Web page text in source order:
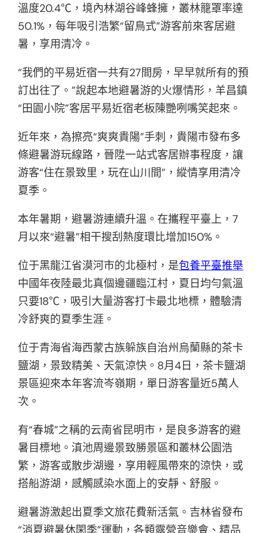
溫度20.4℃，境內林湖谷峰蜂擁，叢林籠罩率達
50.1%，每年吸引浩繁“留鳥式”游客前來客居避
暑，享用清冷。
“我們的平易近宿一共有27間房，早早就所有的預
訂出往了。”說起本地避暑游的火爆情形，羊昌鎮
“田園小院”客居平易近宿老板陳艷咧嘴笑起來。
近年來，為擦亮“爽爽貴陽”手刺，貴陽市發布多
條避暑游玩線路，晉陞一站式客居辦事程度，讓
游客“住在景致里，玩在山川間”，縱情享用清冷
夏季。
本年暑期，避暑游連續升溫。在攜程平臺上，7
月以來“避暑”相干搜刮熱度環比增加150%。
位于黑龍江省漠河市的北極村，是包養平臺推舉
中國年夜陸最北真個邊疆臨江村，夏日均勻氣溫
只要18℃，吸引大量游客打卡最北地標，體驗清
冷舒爽的夏季生涯。
位于青海省海西蒙古族躲族自治州烏蘭縣的茶卡
鹽湖，景致精美、天氣涼快。8月4日，茶卡鹽湖
景區迎來本年客流岑嶺期，單日游客量近5萬人
次。
有“春城”之稱的云南省昆明市，是良多游客的避
暑目標地。滇池周邊景致勝景區和叢林公園浩
繁，游客或散步湖邊，享用輕風帶來的涼快，或
搭船游湖，感觸感染水面上的安靜、舒服。
避暑游激起出夏季文旅花費新活氣。吉林省發布
“消夏避暑休閑季”運動，各類露營音樂會、精品